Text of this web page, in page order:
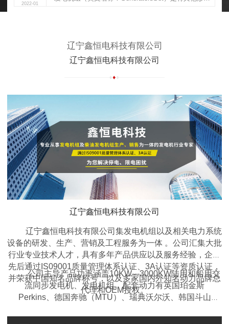
2022-01
辽宁鑫恒电科技有限公司
辽宁鑫恒电科技有限公司
辽宁鑫恒电科技有限公司
辽宁鑫恒电科技有限公司集发电机组以及相关电力系统
设备的研发、生产、营销及工程服务为一体 。公司汇集大批
行业专业技术人才，具有多年产品供应以及服务经验，企业
先后通过IS09001质量管理体系认证、3A认证等资质认证，
并荣获中国知名品牌称号，以及多家国内外知名动力品牌总
代理和OEM授权。
公司主导产品功率涵盖10KW---3000KW陆用和船用交
流同步发电机、发电机组。配套动力有英国珀金斯
Perkins、德国奔驰（MTU）、瑞典沃尔沃、韩国斗山